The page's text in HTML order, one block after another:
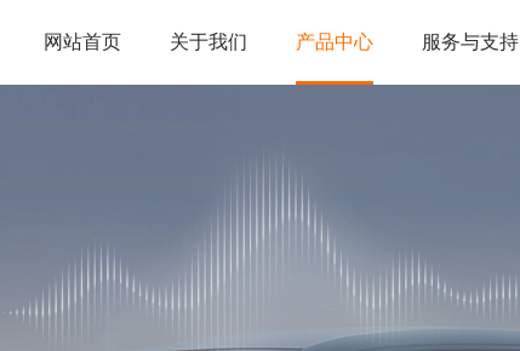
网站首页 关于我们 产品中心 服务与支持